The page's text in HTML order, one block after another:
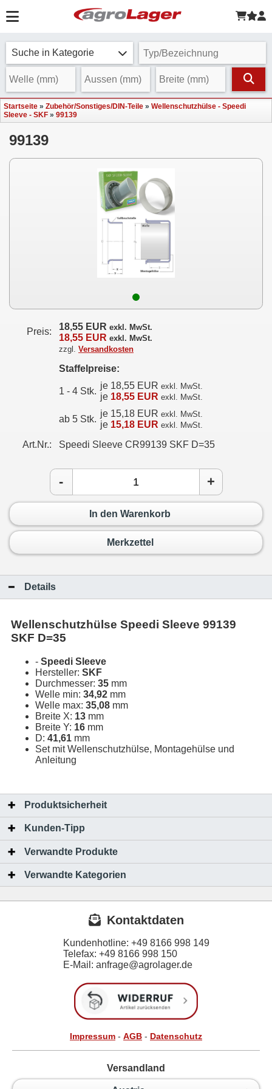
Suche in Kategorie
Startseite » Zubehör/Sonstiges/DIN-Teile » Wellenschutzhülse - Speedi
Sleeve - SKF » 99139
99139
Preis: 18,55 EUR exkl. MwSt.
18,55 EUR exkl. MwSt.
zzgl. Versandkosten
Staffelpreise:
1 - 4 Stk.
je 18,55 EUR exkl. MwSt.
je 18,55 EUR exkl. MwSt.
ab 5 Stk.
je 15,18 EUR exkl. MwSt.
je 15,18 EUR exkl. MwSt.
Art.Nr.: Speedi Sleeve CR99139 SKF D=35
- +
In den Warenkorb
Merkzettel
Details
Wellenschutzhülse Speedi Sleeve 99139
SKF D=35
- Speedi Sleeve
Hersteller: SKF
Durchmesser: 35 mm
Welle min: 34,92 mm
Welle max: 35,08 mm
Breite X: 13 mm
Breite Y: 16 mm
D: 41,61 mm
Set mit Wellenschutzhülse, Montagehülse und
Anleitung
Produktsicherheit
Kunden-Tipp
Verwandte Produkte
Verwandte Kategorien
Kontaktdaten
Kundenhotline: +49 8166 998 149
Telefax: +49 8166 998 150
E-Mail: anfrage@agrolager.de
Impressum - AGB - Datenschutz
Versandland